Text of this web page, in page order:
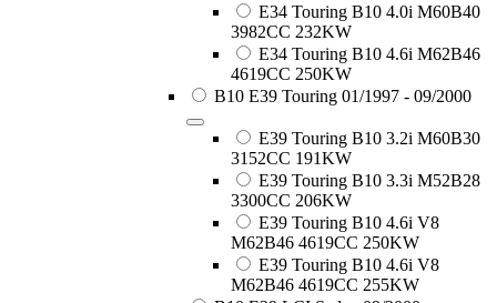
E34 Touring B10 4.0i M60B40
3982CC 232KW
E34 Touring B10 4.6i M62B46
4619CC 250KW
B10 E39 Touring 01/1997 - 09/2000
E39 Touring B10 3.2i M60B30
3152CC 191KW
E39 Touring B10 3.3i M52B28
3300CC 206KW
E39 Touring B10 4.6i V8
M62B46 4619CC 250KW
E39 Touring B10 4.6i V8
M62B46 4619CC 255KW